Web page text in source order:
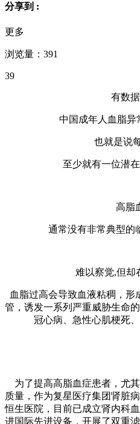
分享到 :
更多
浏览量：391
39
有数
中国成年人血脂异
也就是说
至少就有一位潜
高脂
通常没有非常典型的
难以察觉,但却
血脂过高会导致血液粘稠，形
管，诱发一系列严重威胁生命
冠心病、急性心肌梗死
为了提高高脂血症患者，尤
质量，作为复星医疗集团肾脏
恒生医院，目前已成立肾内科
进国际先进设备，开展了双重